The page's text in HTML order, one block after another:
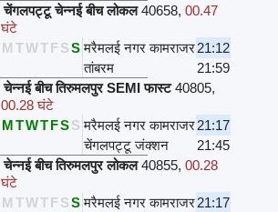
चेंगलपट्टू चेन्नई बीच लोकल 40658,00.47
घंटे
M TWTFSS मरैमलई नगर कामराजर21:12
तांबरम
21:59
चेन्नई बीच तिरुमलपुर SEMI फास्ट 40805,
00.28 घंटे
MTWTFSS मरैमलई नगर कामराजर21:17
चेंगलपट्टू जंक्शन
21:45
चेन्नई बीच तिरुमलपुर लोकल 40855,00.28
घंटे
M TWTFSS मरैमलई नगर कामराजर21:17